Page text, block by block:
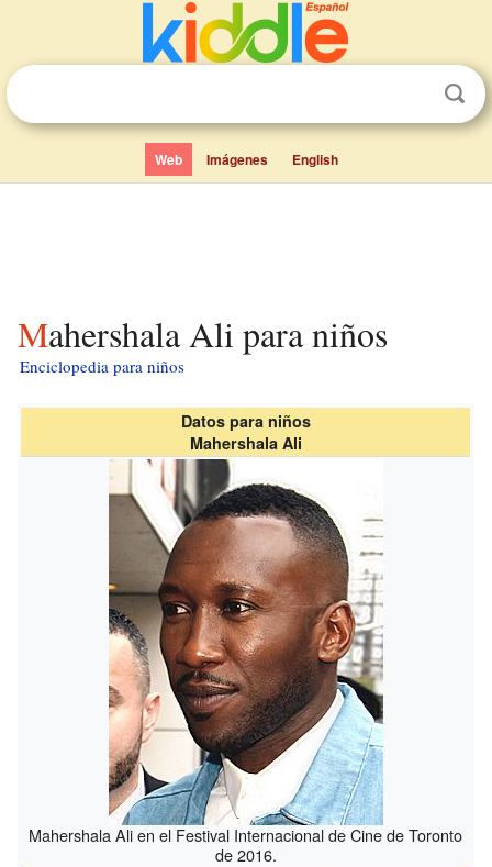
Web Imágenes English
Mahershala Ali para niños
Enciclopedia para niños
Datos para niños
Mahershala Ali
Mahershala Ali en el Festival Internacional de Cine de Toronto
de 2016.